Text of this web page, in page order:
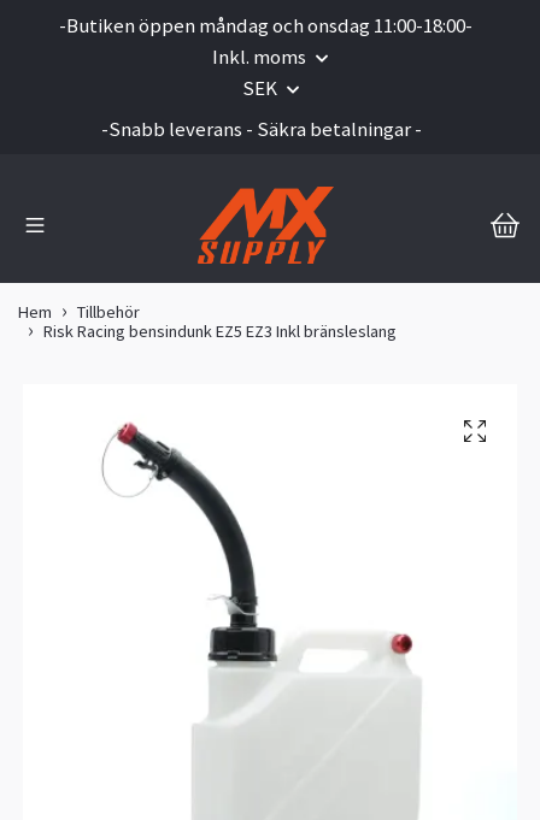
-Butiken öppen måndag och onsdag 11:00-18:00-
Inkl. moms
SEK
-Snabb leverans - Säkra betalningar -
Hem
Tillbehör
Risk Racing bensindunk EZ5 EZ3 Inkl bränsleslang